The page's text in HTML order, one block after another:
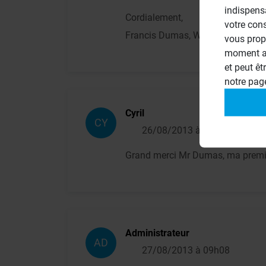
Cordialement,
Francis Dumas, Wedi France
CY
Cyril
26/08/2013 à 22h08
Grand merci Mr Dumas, ma
AD
Administrateur
27/08/2013 à 09h08
votre
vous
moment
et peut
notre